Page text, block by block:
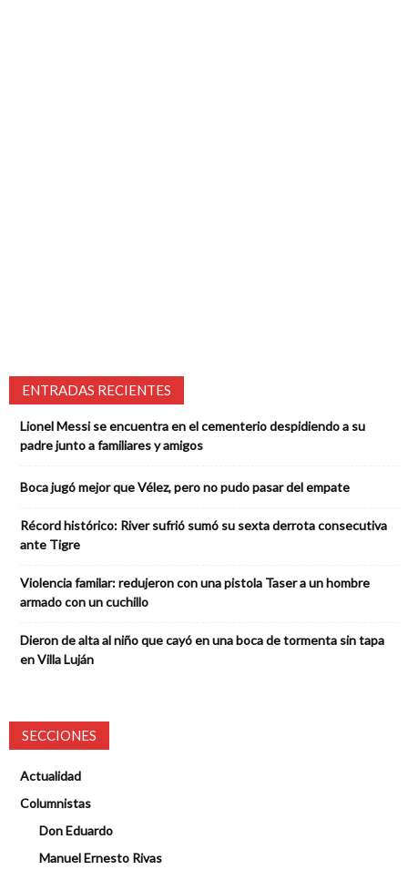
ENTRADAS RECIENTES
Lionel Messi se encuentra en el cementerio despidiendo a su
padre junto a familiares y amigos
Boca jugó mejor que Vélez, pero no pudo pasar del empate
Récord histórico: River sufrió sumó su sexta derrota consecutiva
ante Tigre
Violencia familar: redujeron con una pistola Taser a un hombre
armado con un cuchillo
Dieron de alta al niño que cayó en una boca de tormenta sin tapa
en Villa Luján
SECCIONES
Actualidad
Columnistas
Don Eduardo
Manuel Ernesto Rivas